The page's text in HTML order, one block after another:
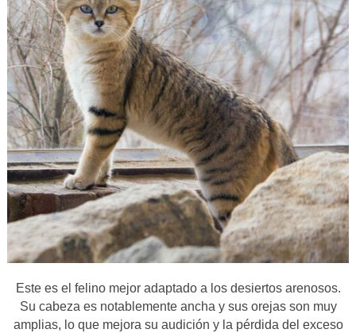
Este es el felino mejor adaptado a los desiertos arenosos.
Su cabeza es notablemente ancha y sus orejas son muy
amplias, lo que mejora su audición y la pérdida del exceso